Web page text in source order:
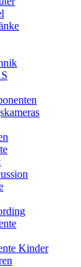
Kinder